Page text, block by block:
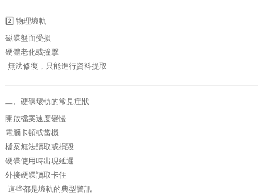
2️⃣ 物理壞軌
磁碟盤面受損
硬體老化或撞擊
無法修復，只能進行資料提取
二、硬碟壞軌的常見症狀
開啟檔案速度變慢
電腦卡頓或當機
檔案無法讀取或損毀
硬碟使用時出現延遲
外接硬碟讀取卡住
這些都是壞軌的典型警訊